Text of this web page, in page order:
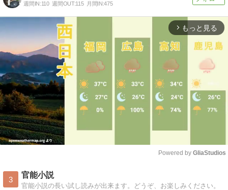
週間IN:110 週間OUT:115 月間IN:475
arrow_forward_ios もっと見る
Powered by GliaStudios
3
官能小説
官能小説の長い試し読みが出来ます。どうぞ、お楽しみください。